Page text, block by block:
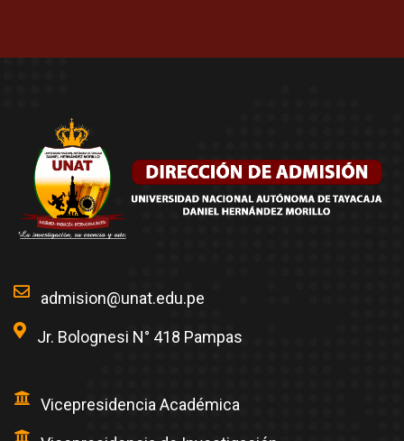
admision@unat.edu.pe
Jr. Bolognesi N° 418 Pampas
Vicepresidencia Académica